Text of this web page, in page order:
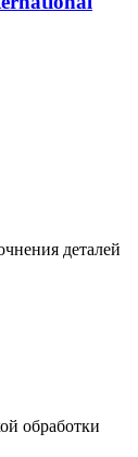
деталей
обработки